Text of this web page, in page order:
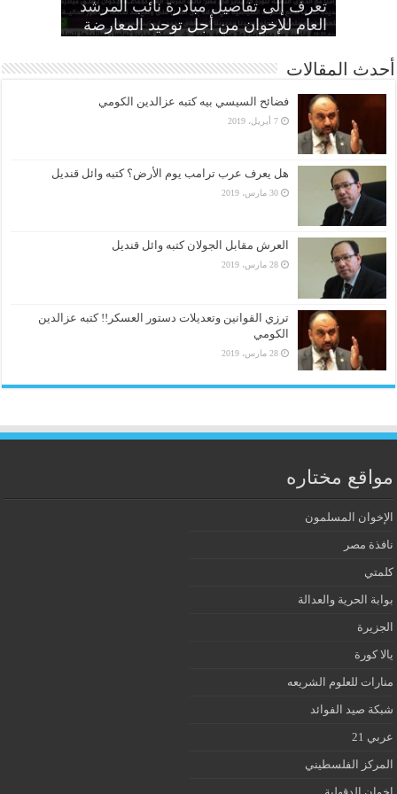
تعرف إلى تفاصيل مبادرة نائب المرشد
العام للإخوان من أجل توحيد المعارضة
مواطنين بهزلية النائب العام يؤكد تحول
القضاء لألعوبة في يد العسكر
الانتهاكات بحق المرأة وإطلاق سراح كل
الحرائر
الطاغية “واجب وطني وضرورة
اقتصادية”
أمين عام الإخوان: لا تصالح مع القتلة ولا
بديل عن القصاص
أحدث المقالات
فضائح السيسي بيه كتبه عزالدين الكومي
7 أبريل، 2019
هل يعرف عرب ترامب يوم الأرض؟ كتبه وائل قنديل
30 مارس، 2019
العرش مقابل الجولان كتبه وائل قنديل
28 مارس، 2019
ترزي القوانين وتعديلات دستور العسكر!! كتبه عزالدين
الكومي
28 مارس، 2019
مواقع مختاره
الإخوان المسلمون
نافذة مصر
كلمتي
بوابة الحرية والعدالة
الجزيرة
يالا كورة
منارات للعلوم الشريعه
شبكة صيد الفوائد
عربي 21
المركز الفلسطيني